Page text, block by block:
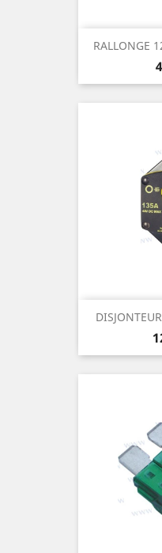
RALLONGE